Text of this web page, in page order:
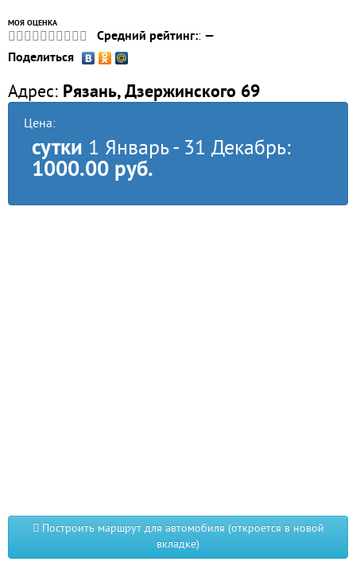
МОЯ ОЦЕНКА
Средний рейтинг:: —
Поделиться
Адрес: Рязань, Дзержинского 69
Цена:
сутки 1 Январь - 31 Декабрь:
1000.00 руб.
Построить маршрут для автомобиля (откроется в новой
вкладке)